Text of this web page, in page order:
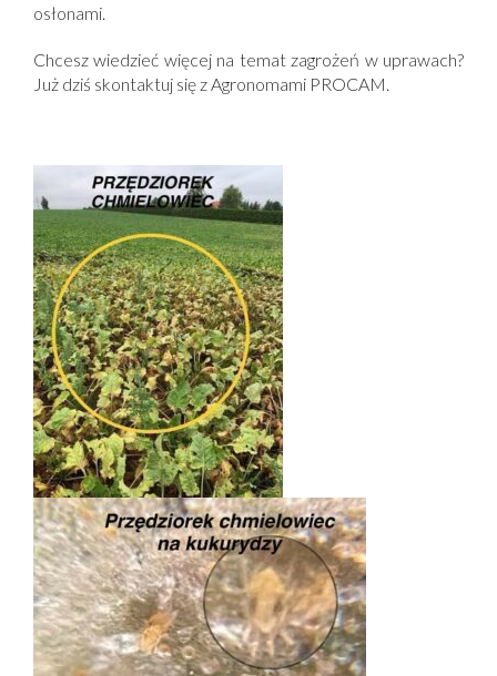
osłonami.
Chcesz wiedzieć więcej na temat zagrożeń w uprawach?
Już dziś skontaktuj się z Agronomami PROCAM.